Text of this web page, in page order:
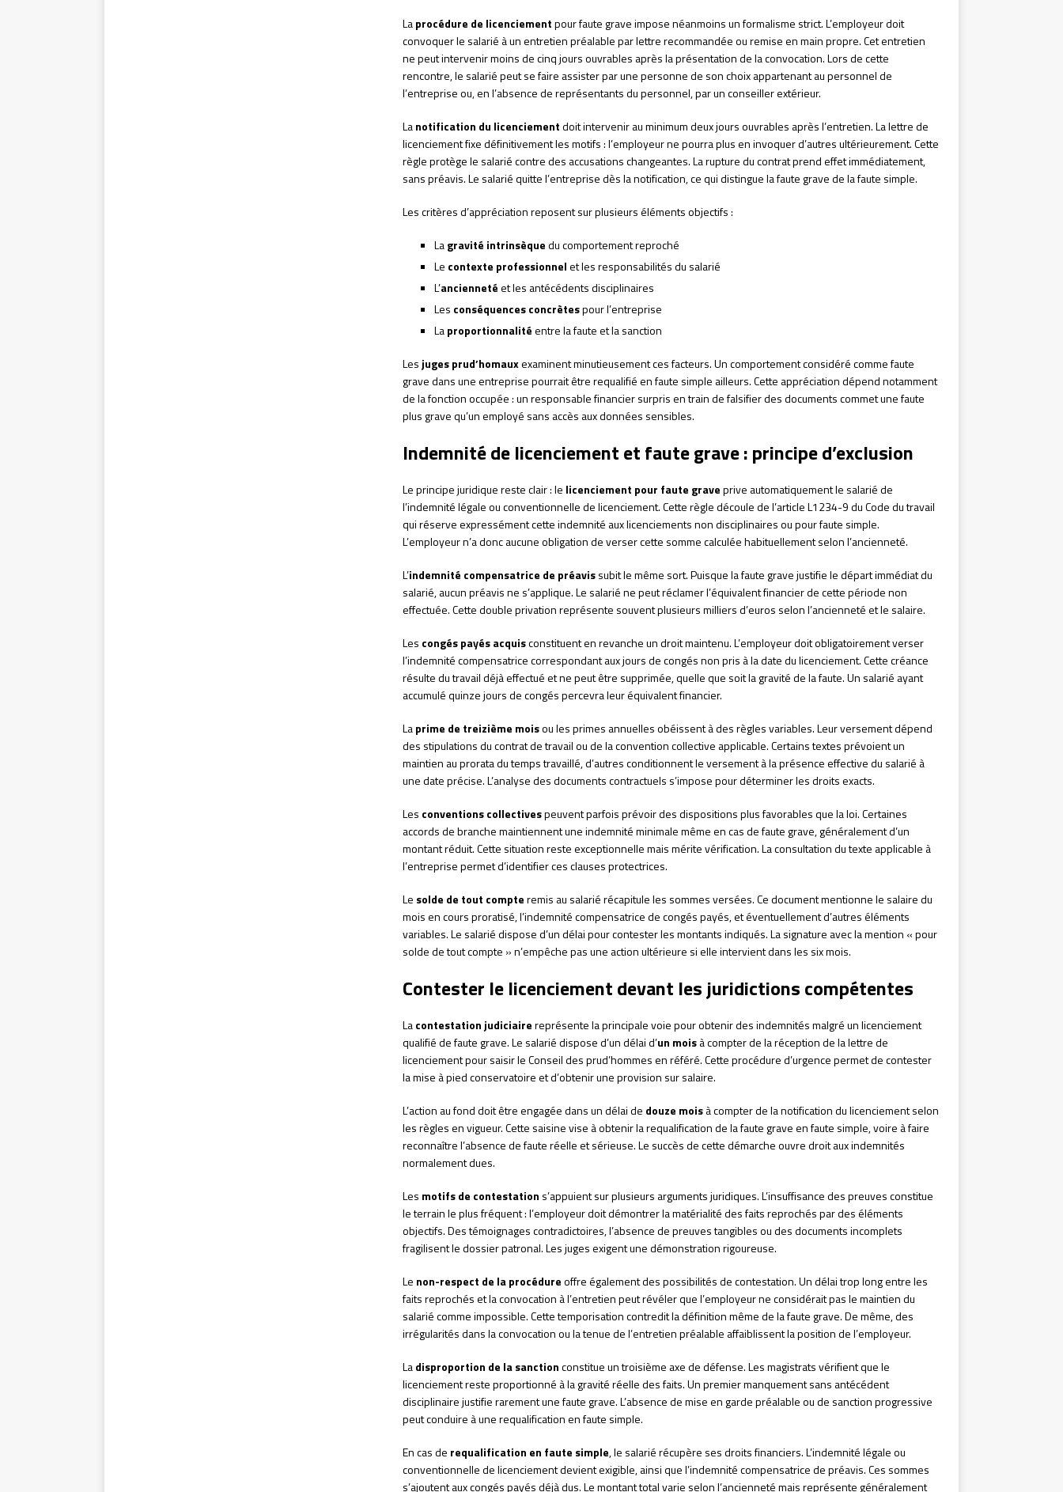
Laprocédure de licenciementpour faute grave impose néanmoins un formalisme strict. L’employeur doit
convoquer le salarié à un entretien préalable par lettre recommandée ou remise en main propre. Cet entretien
ne peut intervenir moins de cinq jours ouvrables après la présentation de la convocation. Lors de cette
rencontre, le salarié peut se faire assister par une personne de son choix appartenant au personnel de
l’entreprise ou, en l’absence de représentants du personnel, par un conseiller extérieur.
Lanotification du licenciementdoit intervenir au minimum deux jours ouvrables après l’entretien. La lettre de
licenciement fixe définitivement les motifs : l’employeur ne pourra plus en invoquer d’autres ultérieurement. Cette
règle protège le salarié contre des accusations changeantes. La rupture du contrat prend effet immédiatement,
sans préavis. Le salarié quitte l’entreprise dès la notification, ce qui distingue la faute grave de la faute simple.
Les critères d’appréciation reposent sur plusieurs éléments objectifs :
Lagravité intrinsèquedu comportement reproché
Le contexte professionnelet les responsabilités du salarié
L’anciennetéet les antécédents disciplinaires
Les conséquences concrètespour l’entreprise
Laproportionnalitéentre la faute et la sanction
Les juges prud’homauxexaminent minutieusement ces facteurs. Un comportement considéré comme faute
grave dans une entreprise pourrait être requalifié en faute simple ailleurs. Cette appréciation dépend notamment
de la fonction occupée : un responsable financier surpris en train de falsifier des documents commet une faute
plus grave qu’un employé sans accès aux données sensibles.
Indemnité de licenciement et faute grave : principe d’exclusion
Le principe juridique reste clair : le licenciement pour faute graveprive automatiquement le salarié de
l’indemnité légale ou conventionnelle de licenciement. Cette règle découle de l’article L1234-9 du Code du travail
qui réserve expressément cette indemnité aux licenciements non disciplinaires ou pour faute simple.
L’employeur n’a donc aucune obligation de verser cette somme calculée habituellement selon l’ancienneté.
L’indemnité compensatrice de préavissubit le même sort. Puisque la faute grave justifie le départ immédiat du
salarié, aucun préavis ne s’applique. Le salarié ne peut réclamer l’équivalent financier de cette période non
effectuée. Cette double privation représente souvent plusieurs milliers d’euros selon l’ancienneté et le salaire.
Les congés payés acquisconstituent en revanche un droit maintenu. L’employeur doit obligatoirement verser
l’indemnité compensatrice correspondant aux jours de congés non pris à la date du licenciement. Cette créance
résulte du travail déjà effectué et ne peut être supprimée, quelle que soit la gravité de la faute. Un salarié ayant
accumulé quinze jours de congés percevra leur équivalent financier.
Laprime de treizième moisou les primes annuelles obéissent à des règles variables. Leur versement dépend
des stipulations du contrat de travail ou de la convention collective applicable. Certains textes prévoient un
maintien au prorata du temps travaillé, d’autres conditionnent le versement à la présence effective du salarié à
une date précise. L’analyse des documents contractuels s’impose pour déterminer les droits exacts.
Les conventions collectivespeuvent parfois prévoir des dispositions plus favorables que la loi. Certaines
accords de branche maintiennent une indemnité minimale même en cas de faute grave, généralement d’un
montant réduit. Cette situation reste exceptionnelle mais mérite vérification. La consultation du texte applicable à
l’entreprise permet d’identifier ces clauses protectrices.
Le solde de tout compteremis au salarié récapitule les sommes versées. Ce document mentionne le salaire du
mois en cours proratisé, l’indemnité compensatrice de congés payés, et éventuellement d’autres éléments
variables. Le salarié dispose d’un délai pour contester les montants indiqués. La signature avec la mention « pour
solde de tout compte » n’empêche pas une action ultérieure si elle intervient dans les six mois.
Contester le licenciement devant les juridictions compétentes
Lacontestation judiciairereprésente la principale voie pour obtenir des indemnités malgré un licenciement
qualifié de faute grave. Le salarié dispose d’un délai d’un moisà compter de la réception de la lettre de
licenciement pour saisir le Conseil des prud’hommes en référé. Cette procédure d’urgence permet de contester
la mise à pied conservatoire et d’obtenir une provision sur salaire.
L’action au fond doit être engagée dans un délai de douze moisà compter de la notification du licenciement selon
les règles en vigueur. Cette saisine vise à obtenir la requalification de la faute grave en faute simple, voire à faire
reconnaître l’absence de faute réelle et sérieuse. Le succès de cette démarche ouvre droit aux indemnités
normalement dues.
Les motifs de contestation s’appuient sur plusieurs arguments juridiques. L’insuffisance des preuves constitue
le terrain le plus fréquent : l’employeur doit démontrer la matérialité des faits reprochés par des éléments
objectifs. Des témoignages contradictoires, l’absence de preuves tangibles ou des documents incomplets
fragilisent le dossier patronal. Les juges exigent une démonstration rigoureuse.
Le non-respect de la procédureoffre également des possibilités de contestation. Un délai trop long entre les
faits reprochés et la convocation à l’entretien peut révéler que l’employeur ne considérait pas le maintien du
salarié comme impossible. Cette temporisation contredit la définition même de la faute grave. De même, des
irrégularités dans la convocation ou la tenue de l’entretien préalable affaiblissent la position de l’employeur.
Ladisproportion de la sanctionconstitue un troisième axe de défense. Les magistrats vérifient que le
licenciement reste proportionné à la gravité réelle des faits. Un premier manquement sans antécédent
disciplinaire justifie rarement une faute grave. L’absence de mise en garde préalable ou de sanction progressive
peut conduire à une requalification en faute simple.
En cas de requalification en faute simple, le salarié récupère ses droits financiers. L’indemnité légale ou
conventionnelle de licenciement devient exigible, ainsi que l’indemnité compensatrice de préavis. Ces sommes
s’ajoutent aux congés payés déjà dus. Le montant total varie selon l’ancienneté mais représente généralement